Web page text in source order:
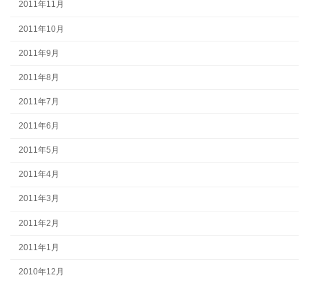
2011年11月
2011年10月
2011年9月
2011年8月
2011年7月
2011年6月
2011年5月
2011年4月
2011年3月
2011年2月
2011年1月
2010年12月